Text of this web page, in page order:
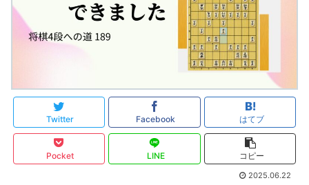
Twitter Facebook はてブ
Pocket LINE コピー
2025.06.22